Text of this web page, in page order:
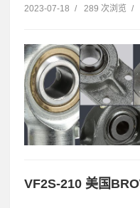
2023-07-18 / 289 次浏览 /
VF2S-210 美国